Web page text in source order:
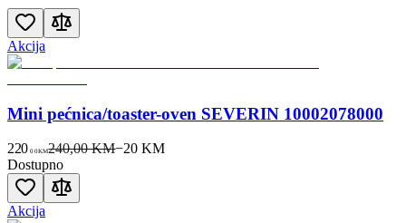
Akcija
Mini pećnica/toaster-oven SEVERIN 10002078000
220 00KM240,00 KM−20 KM
Dostupno
Akcija